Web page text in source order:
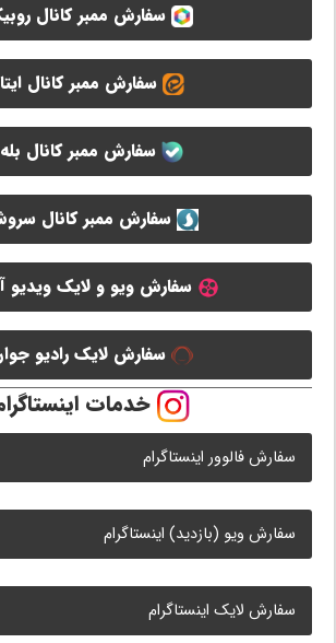
سفارش ممبر کانال
سفارش ممبر کانال ایتا
سفارش ممبر کانال بله
سفارش ممبر کانال
سفارش ویو و لایک ویدیو
سفارش لایک رادیو
خدمات
سفارش فالوور اینستاگرام
سفارش ویو (بازدید) اینستاگرام
سفارش لایک اینستاگرام